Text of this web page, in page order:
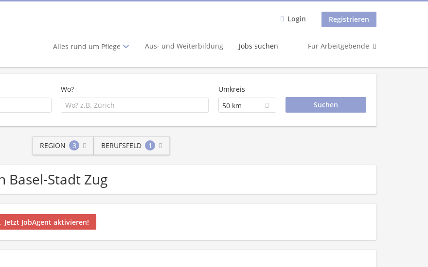
Login Registrieren
Alles rund um Pflege Aus- und Weiterbildung Jobs suchen Für Arbeitgebende
Wo?
Umkreis
50 km
REGION 3 BERUFSFELD 1
Basel-Stadt Zug
Jetzt JobAgent aktivieren!